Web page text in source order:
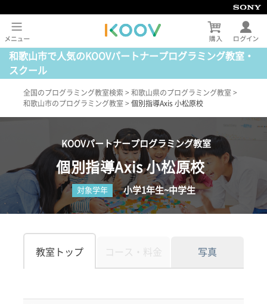
和歌山市で人気のKOOVパートナープログラミング教室・
スクール
全国のプログラミング教室検索 > 和歌山県のプログラミング教室 >
和歌山市のプログラミング教室 > 個別指導Axis 小松原校
KOOVパートナープログラミング教室
個別指導Axis 小松原校
対象学年 小学1年生~中学生
教室トップ コース・料金 写真